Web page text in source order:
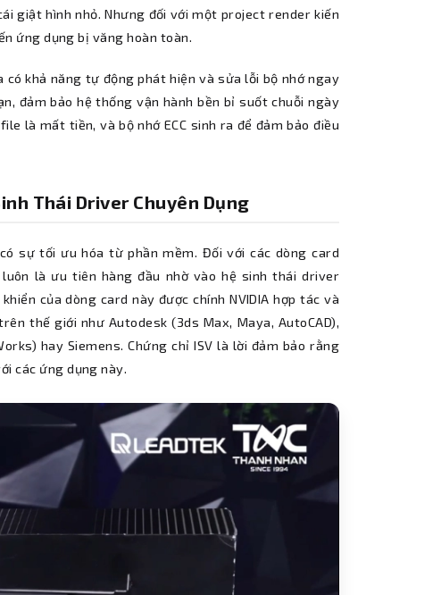
giật hình nhỏ. Nhưng đối với một project render kiến
ứng dụng bị văng hoàn toàn.
có khả năng tự động phát hiện và sửa lỗi bộ nhớ ngay
đảm bảo hệ thống vận hành bền bỉ suốt chuỗi ngày
là mất tiền, và bộ nhớ ECC sinh ra để đảm bảo điều
Thái Driver Chuyên Dụng
sự tối ưu hóa từ phần mềm. Đối với các dòng card
luôn là ưu tiên hàng đầu nhờ vào hệ sinh thái driver
của dòng card này được chính NVIDIA hợp tác và
thế giới như Autodesk (3ds Max, Maya, AutoCAD),
hay Siemens. Chứng chỉ ISV là lời đảm bảo rằng
các ứng dụng này.